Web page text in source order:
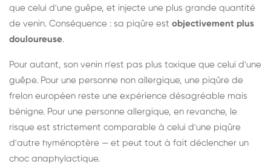
que celui d'une guêpe, et injecte une plus grande quantité
de venin. Conséquence : sa piqûre est objectivement plus
douloureuse.
Pour autant, son venin n'est pas plus toxique que celui d'une
guêpe. Pour une personne non allergique, une piqûre de
frelon européen reste une expérience désagréable mais
bénigne. Pour une personne allergique, en revanche, le
risque est strictement comparable à celui d'une piqûre
d'autre hyménoptère — et peut tout à fait déclencher un
choc anaphylactique.